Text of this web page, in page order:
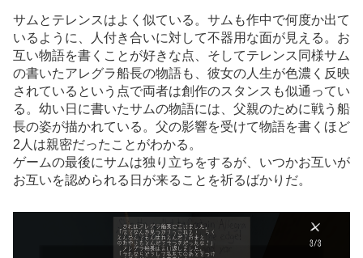
サムとテレンスはよく似ている。サムも作中で何度か出て
いるように、人付き合いに対して不器用な面が見える。お
互い物語を書くことが好きな点、そしてテレンス同様サム
の書いたアレグラ船長の物語も、彼女の人生が色濃く反映
されているという点で両者は創作のスタンスも似通ってい
る。幼い日に書いたサムの物語には、父親のために戦う船
長の姿が描かれている。父の影響を受けて物語を書くほど
2人は親密だったことがわかる。
ゲームの最後にサムは独り立ちをするが、いつかお互いが
お互いを認められる日が来ることを祈るばかりだ。